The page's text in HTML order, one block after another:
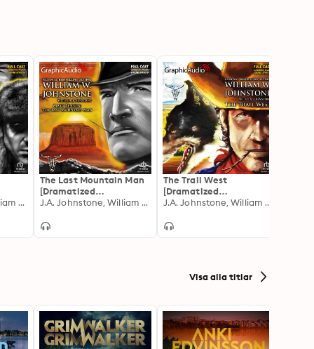
J.A. Johnstone, William W. Johnstone
The Last Mountain Man
[Dramatized
Adaptation]: Matt
Mountain Man 1
J.A. Johnstone, William W. Johnstone
The Trail West
[Dramatized
Adaptation]: The Trail J.A. Johnstone, William W. Johnstone
Visa alla titlar